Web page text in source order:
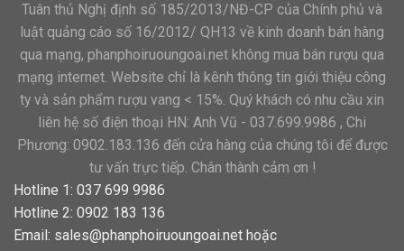
Tuân thủ Nghị định số 185/2013/NĐ-CP của Chính phủ và
luật quảng cáo số 16/2012/ QH13 về kinh doanh bán hàng
qua mạng, phanphoiruoungoai.net không mua bán rượu qua
mạng internet. Website chỉ là kênh thông tin giới thiệu công
ty và sản phẩm rượu vang < 15%. Quý khách có nhu cầu xin
liên hệ số điện thoại HN: Anh Vũ - 037.699.9986 , Chi
Phương: 0902.183.136 đến cửa hàng của chúng tôi để được
tư vấn trực tiếp. Chân thành cảm ơn !
Hotline 1: 037 699 9986
Hotline 2: 0902 183 136
Email: sales@phanphoiruoungoai.net hoặc